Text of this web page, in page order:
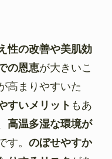
性の改善や美肌効
の恩恵が大きいこ
高まりやすいた
すいメリット もあ
高温多湿な環境が
す。 のぼせやすか